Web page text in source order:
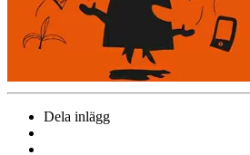
Dela inlägg